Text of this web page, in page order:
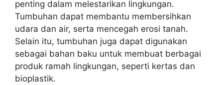
penting dalam melestarikan lingkungan.
Tumbuhan dapat membantu membersihkan
udara dan air, serta mencegah erosi tanah.
Selain itu, tumbuhan juga dapat digunakan
sebagai bahan baku untuk membuat berbagai
produk ramah lingkungan, seperti kertas dan
bioplastik.